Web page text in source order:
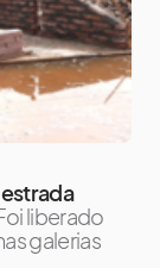
liberado
galerias